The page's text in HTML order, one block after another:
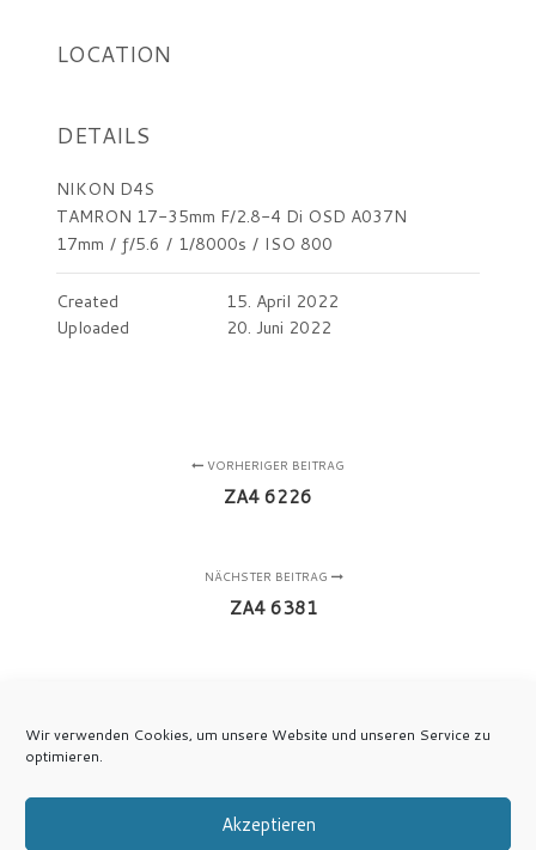
Wir verwenden Cookies, um unsere Website und unseren Service zu
optimieren.
Akzeptieren
LOCATION
DETAILS
NIKON D4S
TAMRON 17-35mm F/2.8-4 Di OSD A037N
17mm / ƒ/5.6 / 1/8000s / ISO 800
Created
15. April 2022
Uploaded
20. Juni 2022
VORHERIGER BEITRAG
ZA4 6226
NÄCHSTER BEITRAG
ZA4 6381